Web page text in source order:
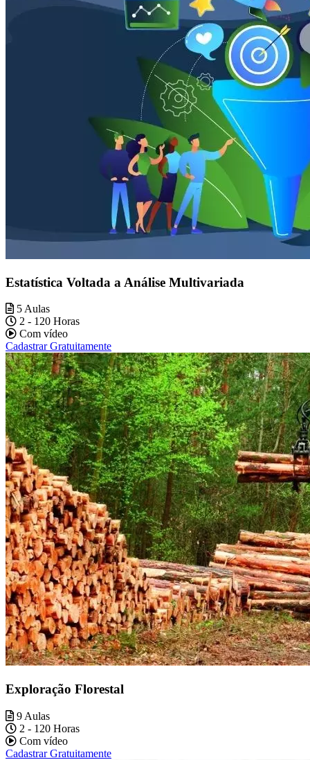
Estatística Voltada a Análise Multivariada
5 Aulas
2 - 120 Horas
Com vídeo
Cadastrar Gratuitamente
Exploração Florestal
9 Aulas
2 - 120 Horas
Com vídeo
Cadastrar Gratuitamente